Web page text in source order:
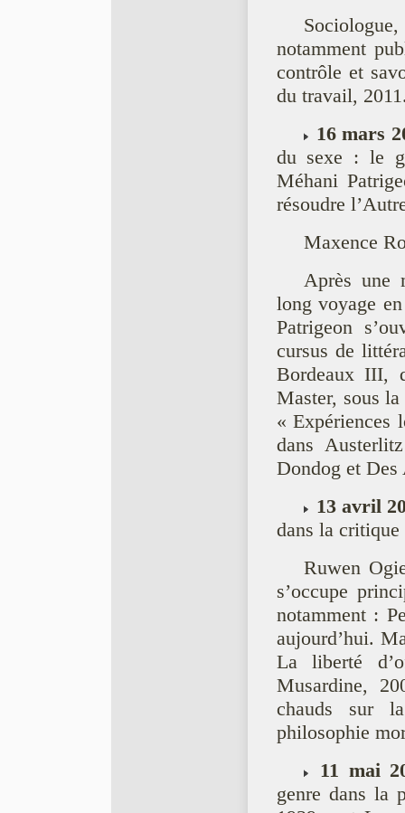
notamment
contrôle et
du travail,
16 mars
du sexe : le
Méhani
résoudre
Maxence
Après une
long voyage
Patrigeon
cursus de
Bordeaux III,
Master, sous
« Expériences
dans
Dondog et
13 avril
dans la
Ruwen
s’occupe
notamment :
aujourd’hui.
La liberté
Musardine,
chauds sur
philosophie
11 mai
genre dans la